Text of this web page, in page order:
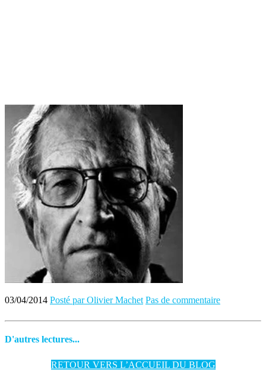
03/04/2014 Posté par Olivier Machet Pas de commentaire
D'autres lectures...
RETOUR VERS L’ACCUEIL DU BLOG